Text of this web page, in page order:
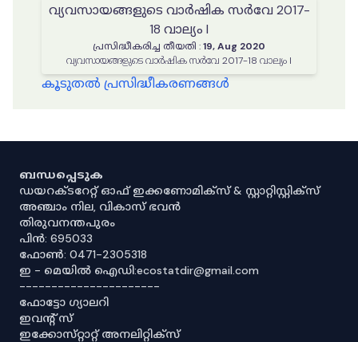
വ്യവസായങ്ങളുടെ വാർഷിക സർവേ 2017-
18 വാല്യം I
പ്രസിദ്ധീകരിച്ച തീയതി :19, Aug 2020
വ്യവസായങ്ങളുടെ വാർഷിക സർവേ 2017-18 വാല്യം I
കൂടുതൽ പ്രസിദ്ധീകരണങ്ങൾ
ബന്ധപ്പെടുക
ഡയറക്ടറേറ്റ് ഓഫ് ഇക്കണോമിക്സ് & സ്റ്റാറ്റിസ്റ്റിക്സ്
അഞ്ചാം നില, വികാസ് ഭവൻ
തിരുവനന്തപുരം
പിൻ: 695033
ഫോൺ: 0471-2305318
ഇ - മെയിൽ ഐഡി:ecostatdir@gmail.com
----------------------
ഫോട്ടോ ഗ്യാലറി
ഇവൻ്റ് സ്
ഇക്കോസ്‌റ്റാറ്റ് അനലിറ്റിക്‌സ്